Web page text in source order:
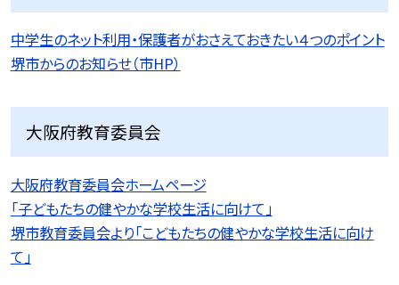
中学生のネット利用・保護者がおさえておきたい４つのポイント
堺市からのお知らせ（市HP）
大阪府教育委員会
大阪府教育委員会ホームページ
「子どもたちの健やかな学校生活に向けて」
堺市教育委員会より「こどもたちの健やかな学校生活に向け
て」